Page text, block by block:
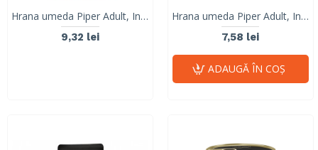
Hrana umeda Piper Adult, Inimi de pui si Orez brun, 400 g
9,32 lei
Hrana umeda Piper Adult, Inimi de pui si Orez brun, 150 g
7,58 lei
ADAUGĂ ÎN COŞ